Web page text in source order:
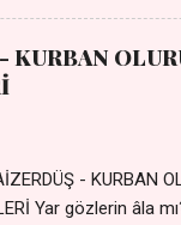
bir hançer
Tu yi bihare
nefes im Adını
Sessiz ve
KURBAN
- KURBAN
Yar gözlerin âla